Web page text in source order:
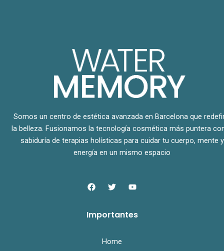
Somos un centro de estética avanzada en Barcelona que
la belleza. Fusionamos la tecnología cosmética más puntera
sabiduría de terapias holísticas para cuidar tu cuerpo, mente y
energía en un mismo espacio
F
a
b
T
w
t
Y
o
u
Importantes
Home